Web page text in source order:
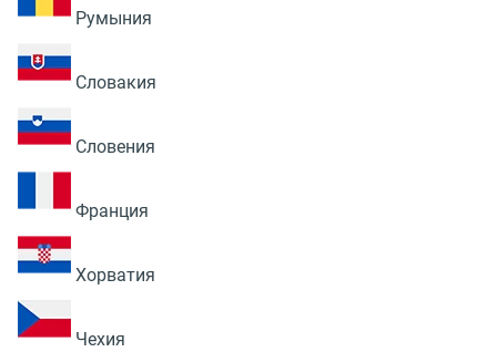
Румыния
Словакия
Словения
Франция
Хорватия
Чехия